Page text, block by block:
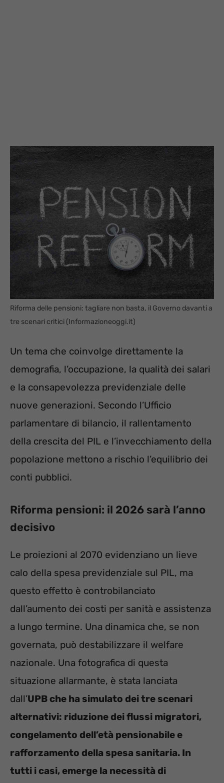
Riforma delle pensioni: tagliare non basta, il Governo davanti a
tre scenari critici (Informazioneoggi.it)
Un tema che coinvolge direttamente la
demografia, l’occupazione, la qualità dei salari
e la consapevolezza previdenziale delle
nuove generazioni. Secondo l’Ufficio
parlamentare di bilancio, il rallentamento
della crescita del PIL e l’invecchiamento della
popolazione mettono a rischio l’equilibrio dei
conti pubblici.
Riforma pensioni: il 2026 sarà l’anno
decisivo
Le proiezioni al 2070 evidenziano un lieve
calo della spesa previdenziale sul PIL, ma
questo effetto è controbilanciato
dall’aumento dei costi per sanità e assistenza
a lungo termine. Una dinamica che, se non
governata, può destabilizzare il welfare
nazionale. Una fotografica di questa
situazione allarmante, è stata lanciata
dall’UPB che ha simulato dei tre scenari
alternativi: riduzione dei flussi migratori,
congelamento dell’età pensionabile e
rafforzamento della spesa sanitaria. In
tutti i casi, emerge la necessità di